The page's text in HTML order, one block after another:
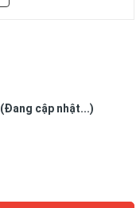
(Đang cập nhật...)